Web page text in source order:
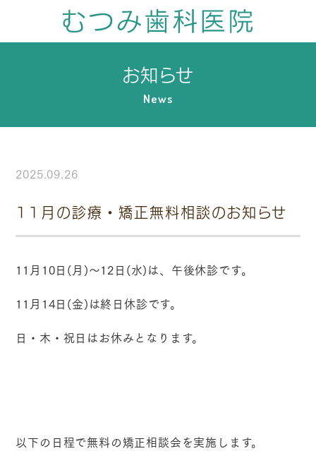
お知らせ
News
2025.09.26
11月の診療・矯正無料相談のお知らせ
11月10日(月)～12日(水)は、午後休診です。
11月14日(金)は終日休診です。
日・木・祝日はお休みとなります。
以下の日程で無料の矯正相談会を実施します。